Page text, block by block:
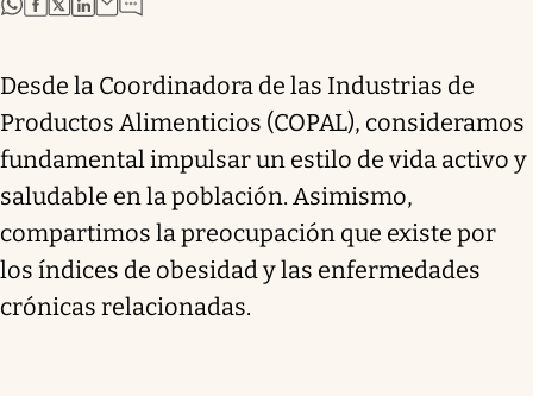
Desde la Coordinadora de las Industrias de
Productos Alimenticios (COPAL), consideramos
fundamental impulsar un estilo de vida activo y
saludable en la población. Asimismo,
compartimos la preocupación que existe por
los índices de obesidad y las enfermedades
crónicas relacionadas.